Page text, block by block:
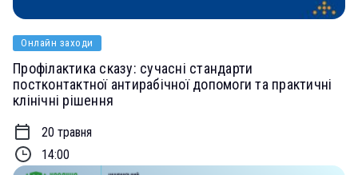
Онлайн заходи
Профілактика сказу: сучасні стандарти
постконтактної антирабічної допомоги та практичні
клінічні рішення
20 травня
14:00